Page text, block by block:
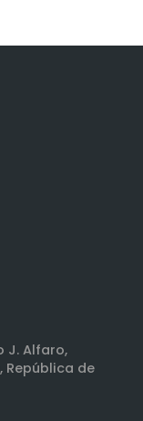
J. Alfaro,
República de